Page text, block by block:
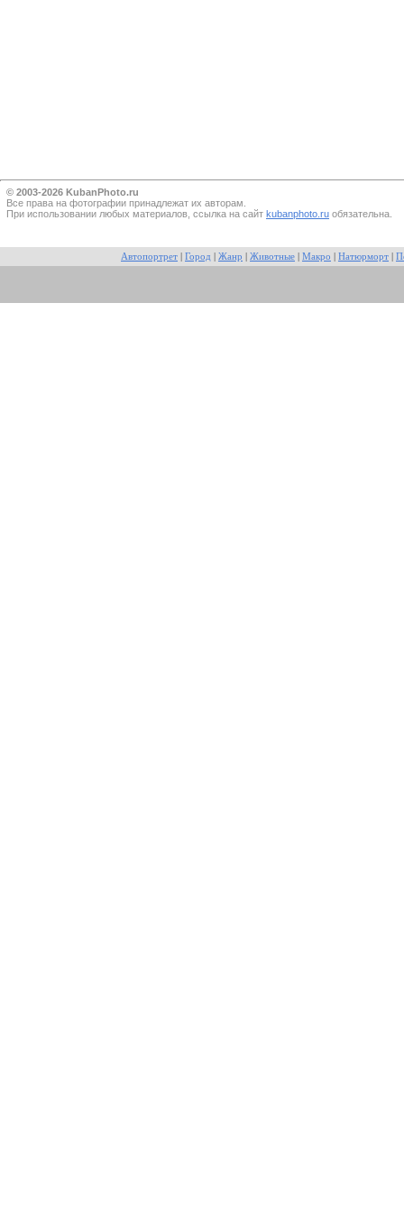
© 2003-2026 KubanPhoto.ru
Все прaва на фотографии принадлежат их авторам.
При использовании любых материалов, ссылка на сайт kubanphoto.ru обязательна.
Автопортрет Город Жанр Животные Макро Натюрморт